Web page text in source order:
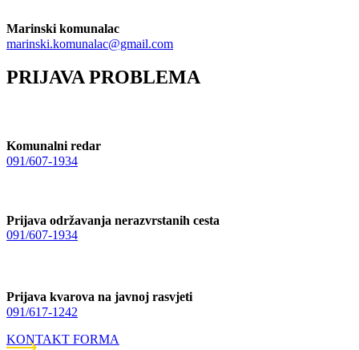
Marinski komunalac
marinski.komunalac@gmail.com
PRIJAVA PROBLEMA
Komunalni redar
091/607-1934
Prijava održavanja nerazvrstanih cesta
091/607-1934
Prijava kvarova na javnoj rasvjeti
091/617-1242
KONTAKT FORMA